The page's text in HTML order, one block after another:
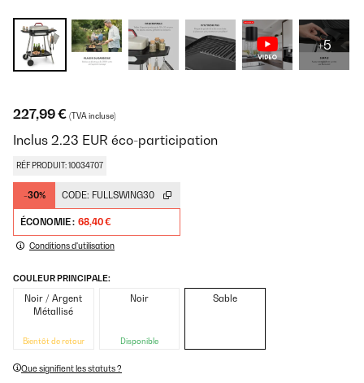
+5
227,99 € (TVA incluse)
Inclus 2.23 EUR éco-participation
RÉF PRODUIT: 10034707
-30% CODE: FULLSWING30
ÉCONOMIE : 68,40 €
Conditions d'utilisation
COULEUR PRINCIPALE:
Noir / Argent
Métallisé
Bientôt de retour
Noir
Disponible
Sable
Que signifient les statuts ?